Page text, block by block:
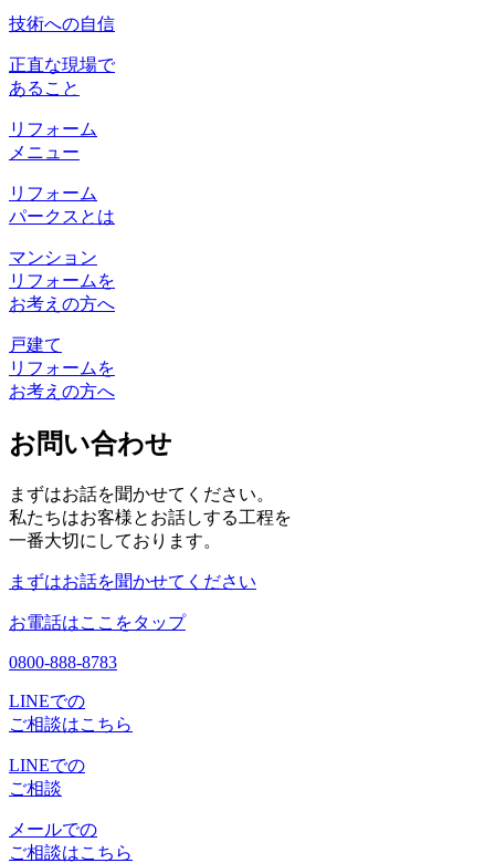
技術への自信
正直な現場で
あること
リフォーム
メニュー
リフォーム
パークスとは
マンション
リフォームを
お考えの方へ
戸建て
リフォームを
お考えの方へ
お問い合わせ
まずはお話を聞かせてください。
私たちはお客様とお話しする工程を
一番大切にしております。
まずはお話を聞かせてください
お電話はここをタップ
0800-888-8783
LINEでの
ご相談はこちら
LINEでの
ご相談
メールでの
ご相談はこちら